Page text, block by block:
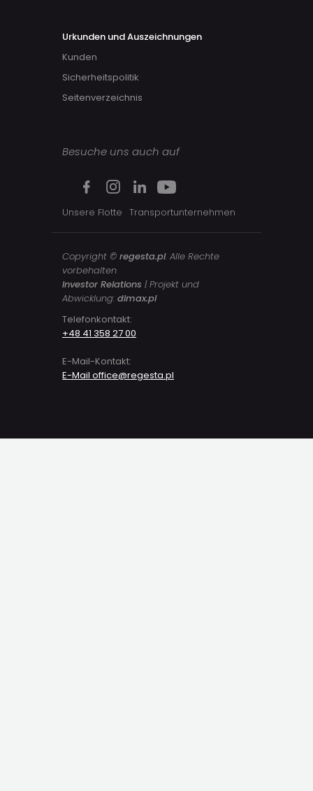
Urkunden und Auszeichnungen
Kunden
Sicherheitspolitik
Seitenverzeichnis
Besuche uns auch auf
Unsere Flotte Transportunternehmen
Copyright © regesta.pl. Alle Rechte
vorbehalten
Investor Relations | Projekt und
Abwicklung: dimax.pl
Telefonkontakt:
+48 41 358 27 00
E-Mail-Kontakt:
E-Mail office@regesta.pl